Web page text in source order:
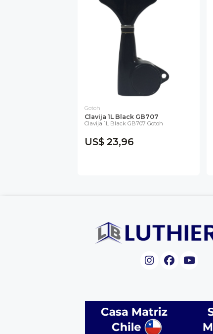
Gotoh
Clavija 1L Black GB707
Clavija 1L Black GB707 Gotoh
US$ 23,96